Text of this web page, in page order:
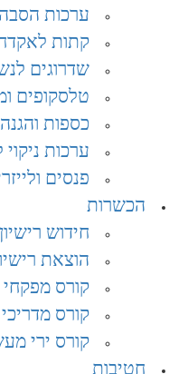
ערכות הסבה
קתות
שדרוגים
טלסקופים
כספות
ערכות
פנסים
הכשרות
חידוש
הוצאת
קורס מפקחי
קורס מדריכי
קורס ירי
חטיבות